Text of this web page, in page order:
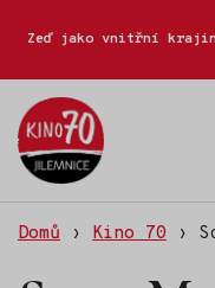
Zeď jako vnitřní
70
Domů › Kino 70 ›